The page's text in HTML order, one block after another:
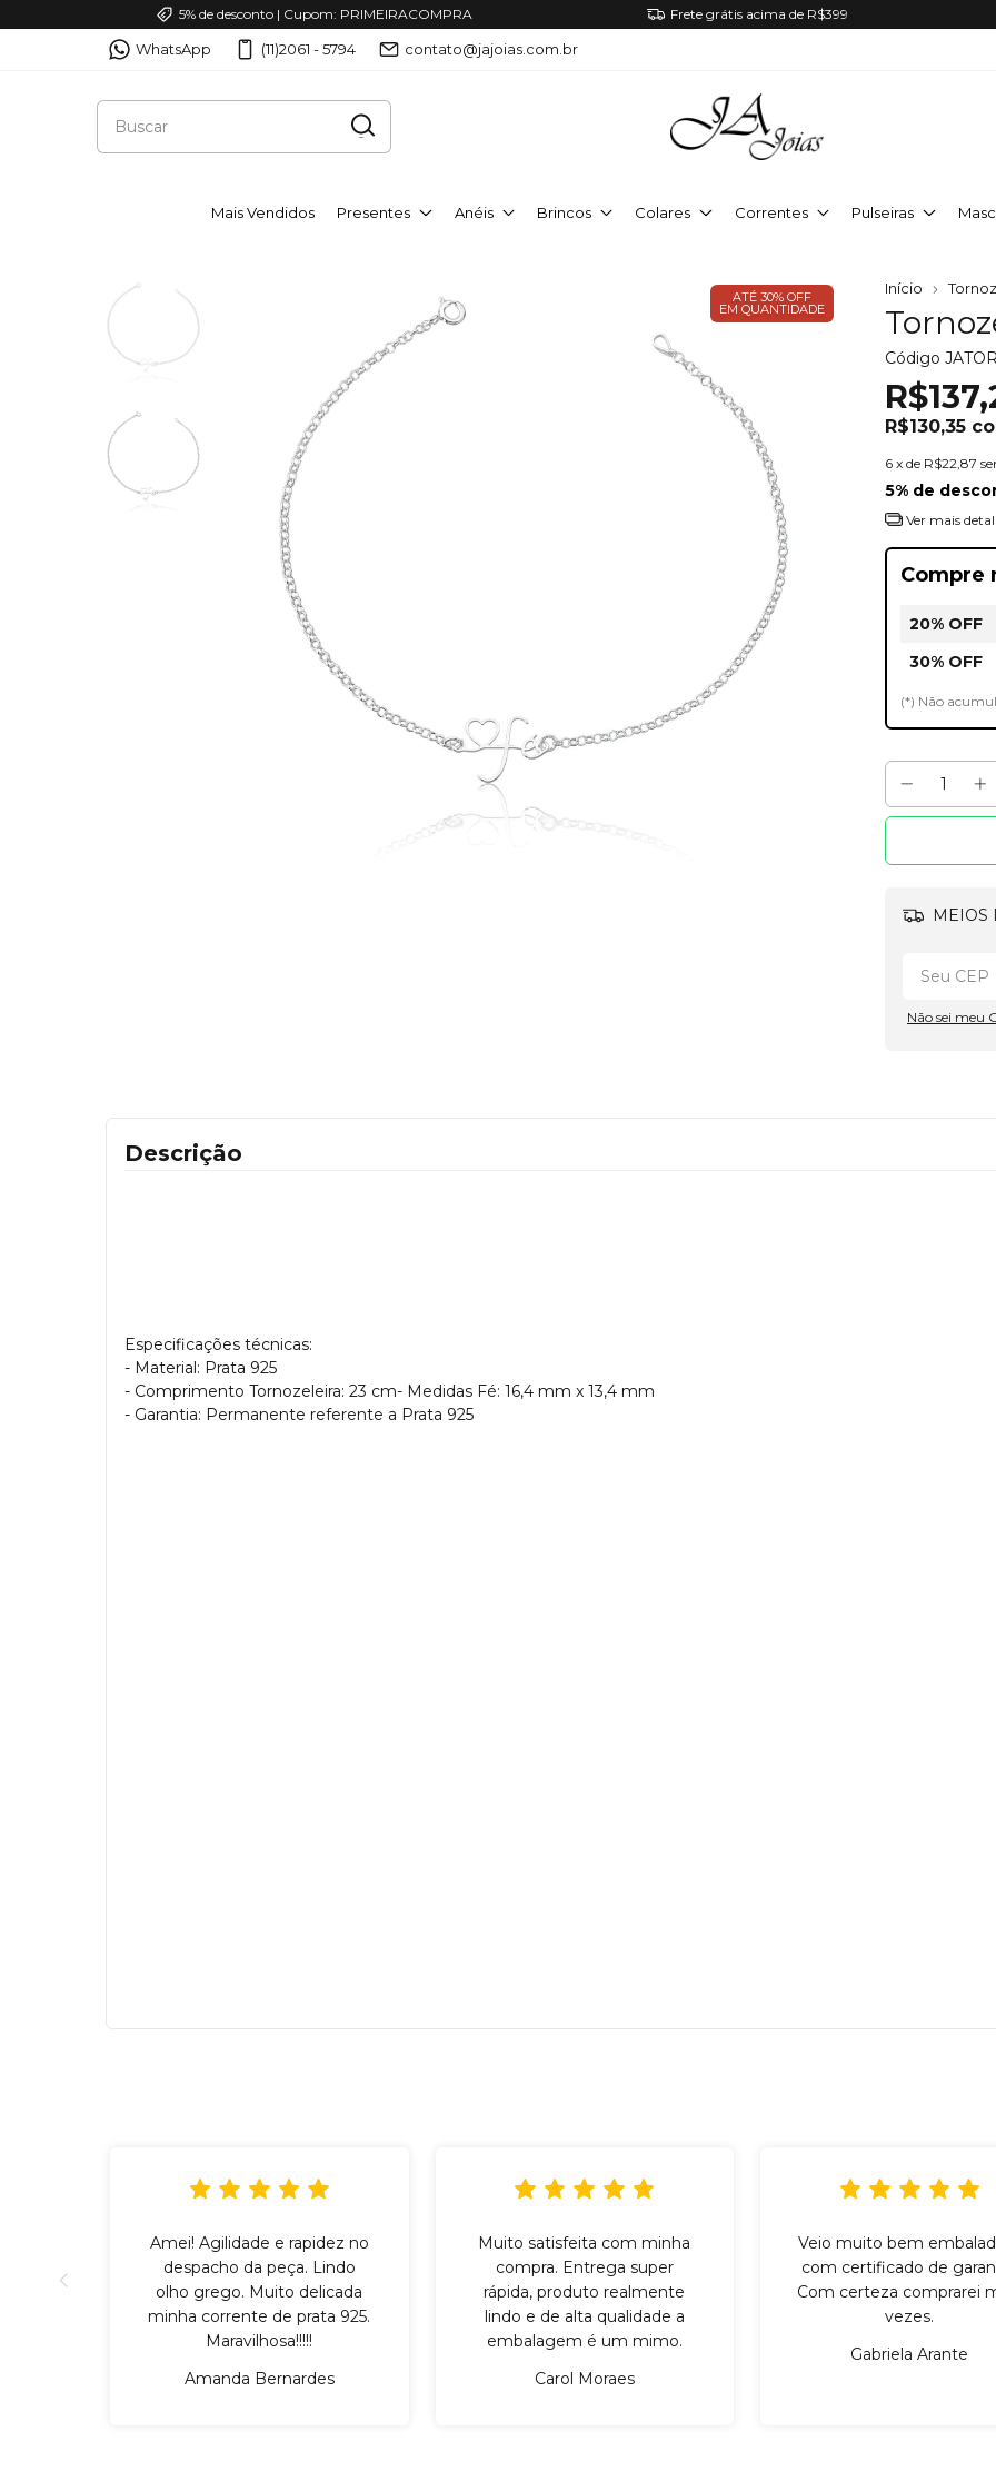
5% de desconto | Cupom: PRIMEIRACOMPRA Frete grátis acima de R$399
WhatsApp (11)2061 - 5794 contato@jajoias.com.br
Mais Vendidos Presentes Anéis Brincos Colares Correntes Pulseiras
ATÉ 30% OFF
EM QUANTIDADE
Início
Código
R$130,35
6 x de R$22,87
5% de
Ver mais
Compre
20% OFF
30% OFF
(*) Não
MEIOS
Não sei meu
Descrição
Especificações técnicas:
- Material: Prata 925
- Comprimento Tornozeleira: 23 cm- Medidas Fé: 16,4 mm x 13,4 mm
- Garantia: Permanente referente a Prata 925
Amei! Agilidade e rapidez no
despacho da peça. Lindo
olho grego. Muito delicada
minha corrente de prata 925.
Maravilhosa!!!!!
Amanda Bernardes
Muito satisfeita com minha
compra. Entrega super
rápida, produto realmente
lindo e de alta qualidade a
embalagem é um mimo.
Carol Moraes
Veio muito bem
com certificado de
Com certeza comprarei
vezes.
Gabriela Arante